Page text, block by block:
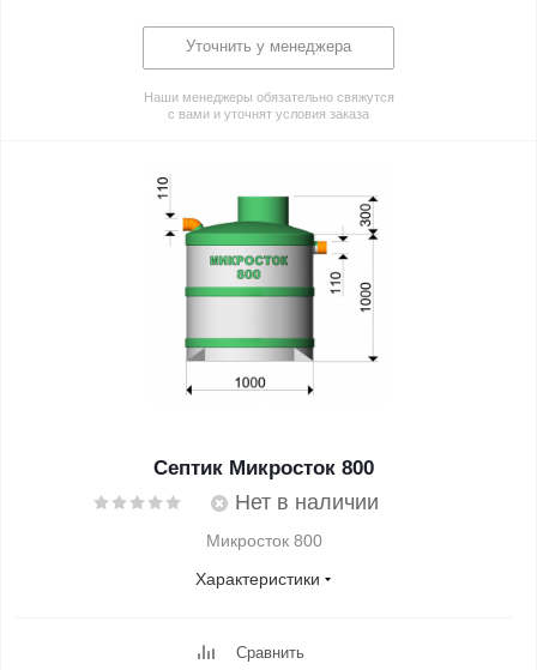
Уточнить у менеджера
Наши менеджеры обязательно свяжутся
с вами и уточнят условия заказа
Септик Микросток 800
Нет в наличии
Микросток 800
Характеристики
Сравнить